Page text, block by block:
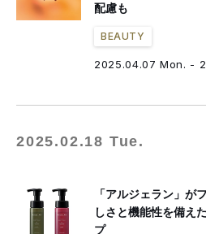
配慮も
BEAUTY
2025.04.07 Mon. -
2025.02.18 Tue.
「アルジェラン」
しさと機能性を備え
プ